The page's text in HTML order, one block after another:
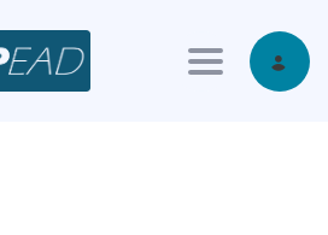
Toggle